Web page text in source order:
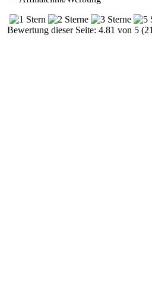
Bewertung dieser Seite: 4.81 von 5